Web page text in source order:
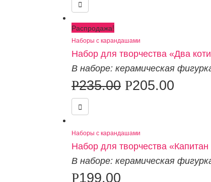
Распродажа!
Наборы с карандашами
Набор для творчества «Два
В наборе: керамическая
Р235.00 Р205.00
Наборы с карандашами
Набор для творчества «Капитан
В наборе: керамическая
Р199.00